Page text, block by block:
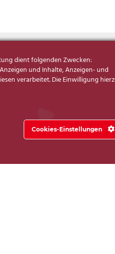
dient folgenden Zwecken:
und Inhalte, Anzeigen- und
verarbeitet. Die Einwilligung
Cookies-Einstellungen